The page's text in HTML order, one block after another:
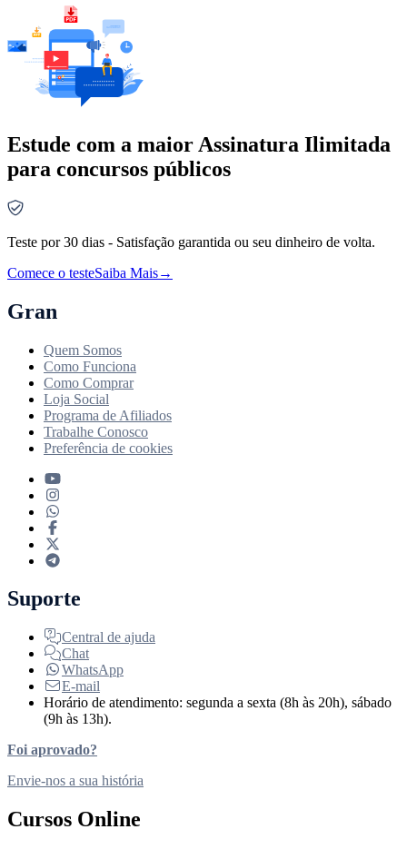
Estude com a maior Assinatura Ilimitada
para concursos públicos
Teste por 30 dias - Satisfação garantida ou seu dinheiro de volta.
Comece o testeSaiba Mais→
Gran
Quem Somos
Como Funciona
Como Comprar
Loja Social
Programa de Afiliados
Trabalhe Conosco
Preferência de cookies
Suporte
Central de ajuda
Chat
WhatsApp
E-mail
Horário de atendimento: segunda a sexta (8h às 20h), sábado
(9h às 13h).
Foi aprovado?
Envie-nos a sua história
Cursos Online